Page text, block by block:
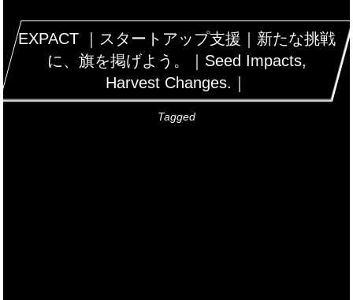
EXPACT ｜スタートアップ支援｜新たな挑戦
に、旗を掲げよう。｜Seed Impacts,
Harvest Changes.｜
Tagged